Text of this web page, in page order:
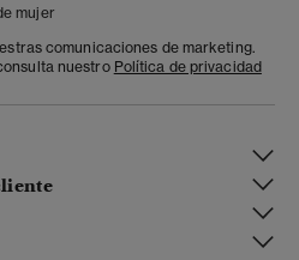
mujer
comunicaciones de marketing.
nuestro Política de privacidad